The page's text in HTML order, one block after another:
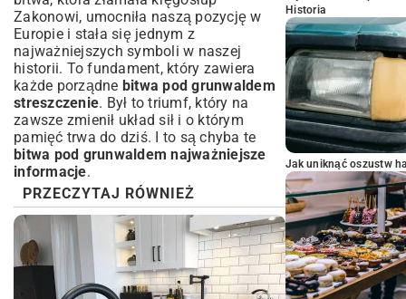
Zakonowi, umocniła naszą pozycję w
Europie i stała się jednym z
najważniejszych symboli w naszej
historii. To fundament, który zawiera
każde porządne bitwa pod grunwaldem
streszczenie. Był to triumf, który na
zawsze zmienił układ sił i o którym
pamięć trwa do dziś. I to są chyba te
bitwa pod grunwaldem najważniejsze
informacje.
PRZECZYTAJ RÓWNIEŻ
Historia
Jak uniknąć oszustw